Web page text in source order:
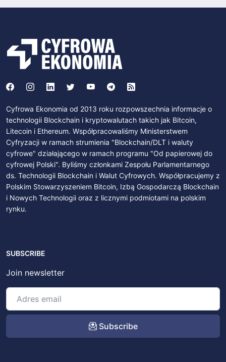
Cyfrowa Ekonomia od 2013 roku rozpowszechnia informacje o
technologii Blockchain i kryptowalutach takich jak Bitcoin,
Litecoin i Ethereum. Współpracowaliśmy Ministerstwem
Cyfryzacji w ramach strumienia "Blockchain/DLT i waluty
cyfrowe" działającego w ramach programu "Od papierowej do
cyfrowej Polski". Byliśmy członkami Zespołu Parlamentarnego
ds. Technologii Blockchain i Walut Cyfrowych. Współpracujemy z
Polskim Stowarzyszeniem Bitcoin, Izbą Gospodarczą Blockchain
i Nowych Technologii oraz z licznymi podmiotami na polskim
rynku.
SUBSCRIBE
Join newsletter
Subscribe